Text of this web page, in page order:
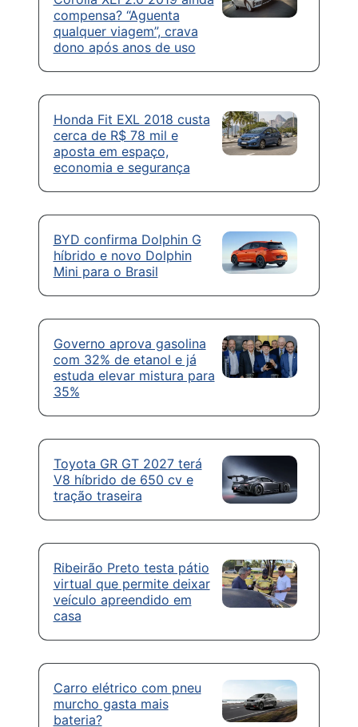
compensa? “Aguenta
qualquer viagem”, crava
dono após anos de uso
Honda Fit EXL 2018 custa
cerca de R$ 78 mil e
aposta em espaço,
economia e segurança
BYD confirma Dolphin G
híbrido e novo Dolphin
Mini para o Brasil
Governo aprova gasolina
com 32% de etanol e já
estuda elevar mistura para
35%
Toyota GR GT 2027 terá
V8 híbrido de 650 cv e
tração traseira
Ribeirão Preto testa pátio
virtual que permite deixar
veículo apreendido em
casa
Carro elétrico com pneu
murcho gasta mais
bateria?